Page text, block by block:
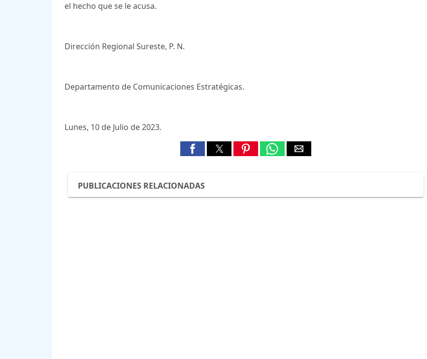
el hecho que se le acusa.
Dirección Regional Sureste, P. N.
Departamento de Comunicaciones Estratégicas.
Lunes, 10 de Julio de 2023.
PUBLICACIONES RELACIONADAS